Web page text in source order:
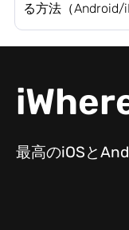
る方法（Android/
最高のiOSと